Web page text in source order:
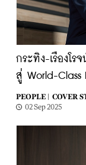
กระทิง-เรืองโ
สู่ World-Class
PEOPLE |
COVER
02 Sep 2025